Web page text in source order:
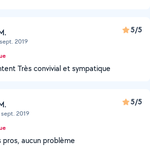
2019
5/5
Très convivial et sympatique
2019
5/5
aucun problème